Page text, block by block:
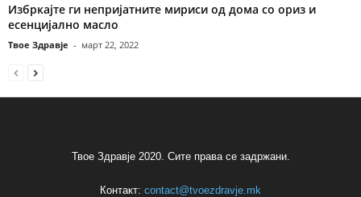
Избркајте ги непријатните мириси од дома со ориз и
есенцијално масло
Твое Здравје - март 22, 2022
Твое Здравје 2020. Сите права се задржани.
Контакт: contact@tvoezdravje.mk